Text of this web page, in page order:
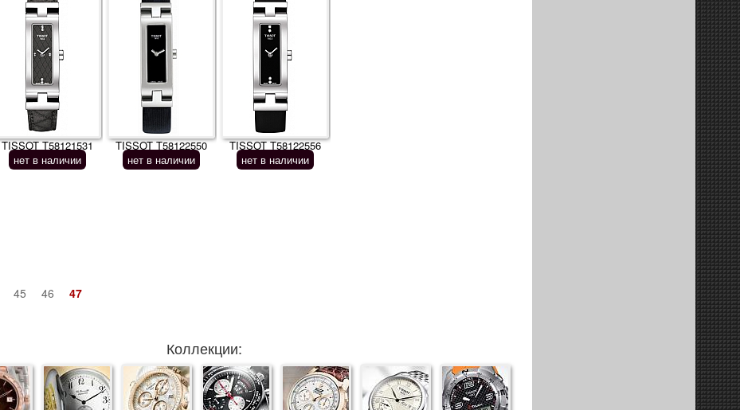
TISSOT T58121531
нет в наличии
TISSOT T58122550
нет в наличии
TISSOT T58122556
нет в наличии
45 46 47
Коллекции: